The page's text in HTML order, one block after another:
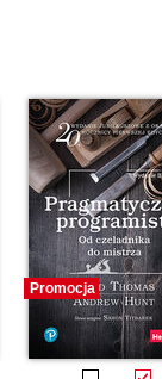
Promocja